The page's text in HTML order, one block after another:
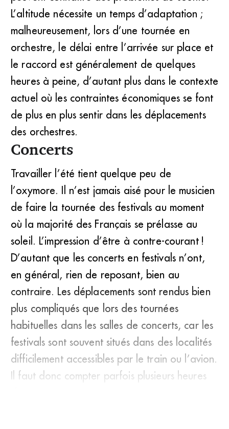
L’altitude nécessite un temps d’adaptation ;
malheureusement, lors d’une tournée en
orchestre, le délai entre l’arrivée sur place et
le raccord est généralement de quelques
heures à peine, d’autant plus dans le contexte
actuel où les contraintes économiques se font
de plus en plus sentir dans les déplacements
des orchestres.
Concerts
Travailler l’été tient quelque peu de
l’oxymore. Il n’est jamais aisé pour le musicien
de faire la tournée des festivals au moment
où la majorité des Français se prélasse au
soleil. L’impression d’être à contre-courant !
D’autant que les concerts en festivals n’ont,
en général, rien de reposant, bien au
contraire. Les déplacements sont rendus bien
plus compliqués que lors des tournées
habituelles dans les salles de concerts, car les
festivals sont souvent situés dans des localités
difficilement accessibles par le train ou l’avion.
Il faut donc compter parfois plusieurs heures